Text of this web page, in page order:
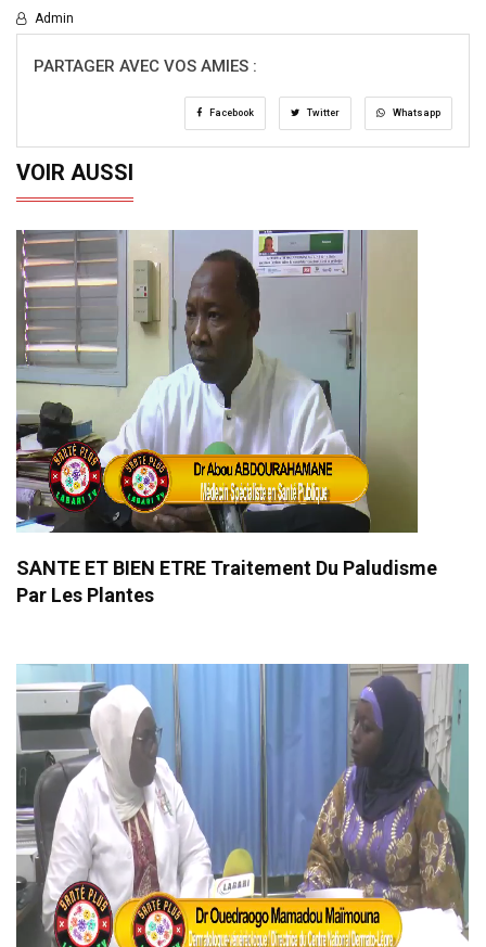
Admin
PARTAGER AVEC VOS AMIES :
Facebook Twitter Whatsapp
VOIR AUSSI
SANTE ET BIEN ETRE Traitement Du Paludisme
Par Les Plantes